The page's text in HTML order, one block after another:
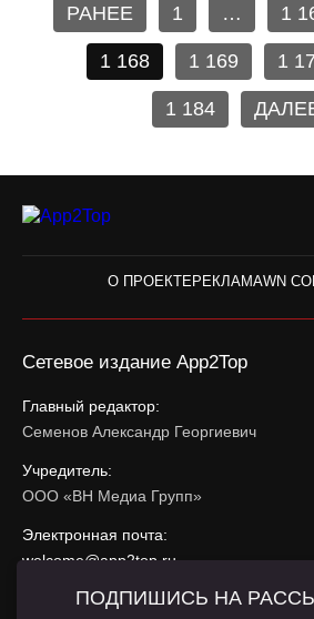
РАНЕЕ 1 … 1
1 168 1 169 1
1 184
О ПРОЕКТЕРЕКЛАМАWN
Сетевое издание App2Top
Главный редактор:
Семенов Александр Георгиевич
Учредитель:
ООО «ВН Медиа Групп»
Электронная почта:
welcome@app2top.ru
При использовании материалов активная
ПОДПИШИСЬ НА